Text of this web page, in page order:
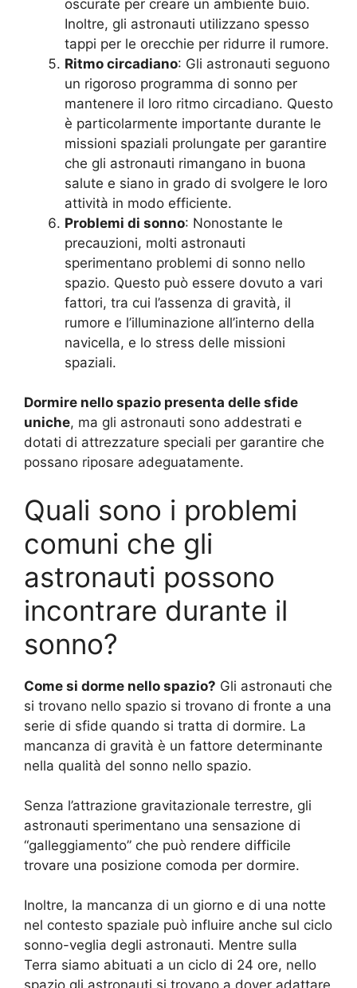
oscurate per creare un ambiente buio.
Inoltre, gli astronauti utilizzano spesso
tappi per le orecchie per ridurre il rumore.
Ritmo circadiano: Gli astronauti seguono
un rigoroso programma di sonno per
mantenere il loro ritmo circadiano. Questo
è particolarmente importante durante le
missioni spaziali prolungate per garantire
che gli astronauti rimangano in buona
salute e siano in grado di svolgere le loro
attività in modo efficiente.
Problemi di sonno: Nonostante le
precauzioni, molti astronauti
sperimentano problemi di sonno nello
spazio. Questo può essere dovuto a vari
fattori, tra cui l’assenza di gravità, il
rumore e l’illuminazione all’interno della
navicella, e lo stress delle missioni
spaziali.
Dormire nello spazio presenta delle sfide
uniche, ma gli astronauti sono addestrati e
dotati di attrezzature speciali per garantire che
possano riposare adeguatamente.
Quali sono i problemi
comuni che gli
astronauti possono
incontrare durante il
sonno?
Come si dorme nello spazio? Gli astronauti che
si trovano nello spazio si trovano di fronte a una
serie di sfide quando si tratta di dormire. La
mancanza di gravità è un fattore determinante
nella qualità del sonno nello spazio.
Senza l’attrazione gravitazionale terrestre, gli
astronauti sperimentano una sensazione di
“galleggiamento” che può rendere difficile
trovare una posizione comoda per dormire.
Inoltre, la mancanza di un giorno e di una notte
nel contesto spaziale può influire anche sul ciclo
sonno-veglia degli astronauti. Mentre sulla
Terra siamo abituati a un ciclo di 24 ore, nello
spazio gli astronauti si trovano a dover adattare